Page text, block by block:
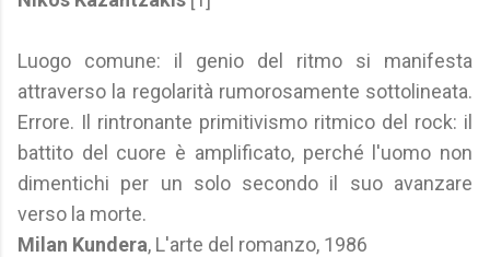
Luogo comune: il genio del ritmo si manifesta
attraverso la regolarità rumorosamente sottolineata.
Errore. Il rintronante primitivismo ritmico del rock: il
battito del cuore è amplificato, perché l'uomo non
dimentichi per un solo secondo il suo avanzare
verso la morte.
Milan Kundera, L'arte del romanzo, 1986